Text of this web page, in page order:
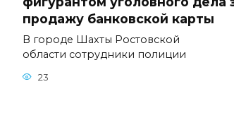
продажу банковской карты
В городе Шахты Ростовской
области сотрудники полиции
23